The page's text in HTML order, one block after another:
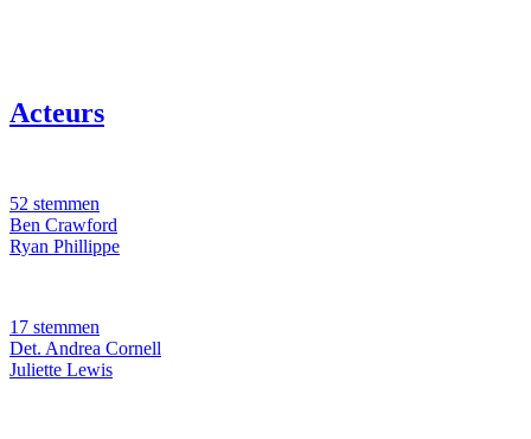
Acteurs
52 stemmen
Ben Crawford
Ryan Phillippe
17 stemmen
Det. Andrea Cornell
Juliette Lewis